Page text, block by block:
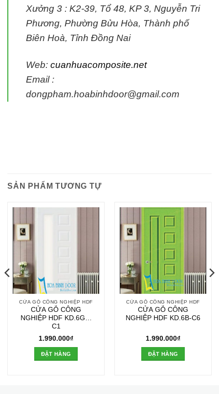
Xưởng 3 : K2-39, Tổ 48, KP 3, Nguyễn Tri
Phương, Phường Bửu Hòa, Thành phố
Biên Hoà, Tỉnh Đồng Nai
Web: cuanhuacomposite.net
Email :
dongpham.hoabinhdoor@gmail.com
SẢN PHẨM TƯƠNG TỰ
CỬA GỖ CÔNG NGHIỆP HDF
CỬA GỖ CÔNG
NGHIỆP HDF KD.6GL-
C1
1.990.000₫
ĐẶT HÀNG
CỬA GỖ CÔNG NGHIỆP HDF
CỬA GỖ CÔNG
NGHIỆP HDF KD.6B-C6
1.990.000₫
ĐẶT HÀNG